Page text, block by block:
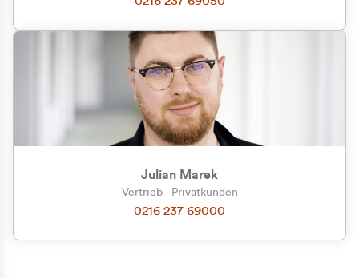
gehören Sie?
Privatkunde (inkl. MwSt.)
Geschäftskunde (exkl. MwSt.)
Julian Marek
Vertrieb - Privatkunden
0216 237 69000